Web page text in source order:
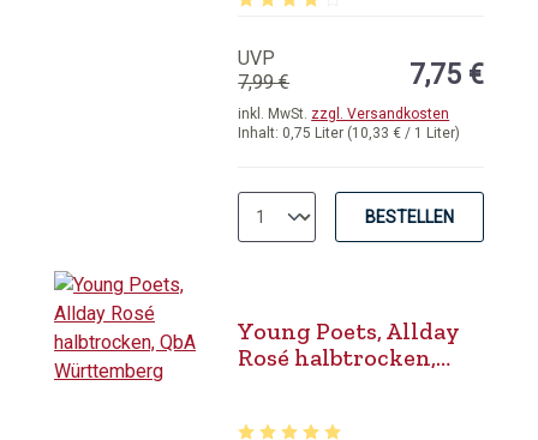
Inhalt: 0,75 Liter (10,33 € / 1 Liter)
inkl. MwSt. zzgl. Versandkosten
UVP
7,99 €
7,75 €
BESTELLEN
Young Poets, Allday
Rosé halbtrocken,